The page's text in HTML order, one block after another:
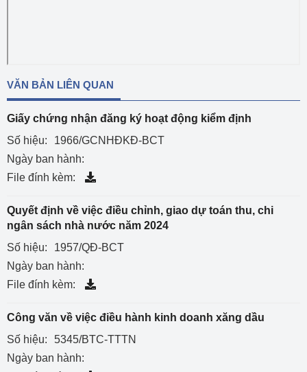
VĂN BẢN LIÊN QUAN
Giấy chứng nhận đăng ký hoạt động kiểm định
Số hiệu:
1966/GCNHĐKĐ-BCT
Ngày ban hành:
File đính kèm:
Quyết định về việc điều chỉnh, giao dự toán thu, chi
ngân sách nhà nước năm 2024
Số hiệu:
1957/QĐ-BCT
Ngày ban hành:
File đính kèm:
Công văn về việc điều hành kinh doanh xăng dầu
Số hiệu:
5345/BTC-TTTN
Ngày ban hành: